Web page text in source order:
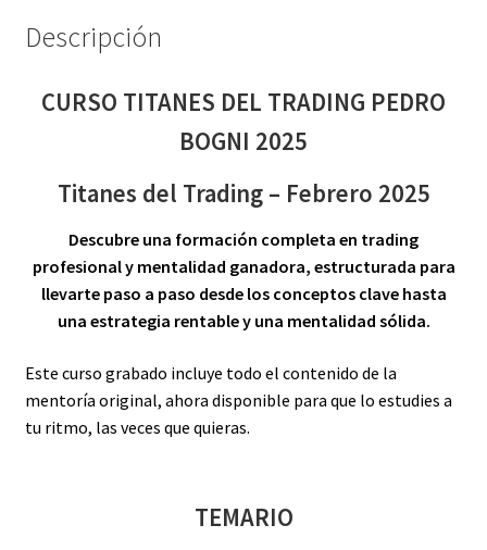
Descripción
CURSO TITANES DEL TRADING PEDRO
BOGNI 2025
Titanes del Trading – Febrero 2025
Descubre una formación completa en trading
profesional y mentalidad ganadora, estructurada para
llevarte paso a paso desde los conceptos clave hasta
una estrategia rentable y una mentalidad sólida.
Este curso grabado incluye todo el contenido de la
mentoría original, ahora disponible para que lo estudies a
tu ritmo, las veces que quieras.
TEMARIO